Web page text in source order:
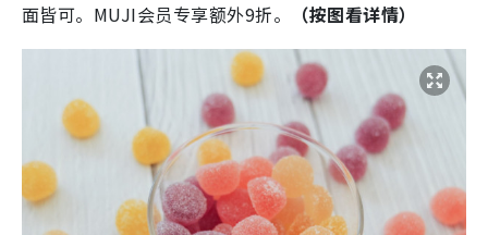
面皆可。MUJI会员专享额外9折。
（按图看详情）